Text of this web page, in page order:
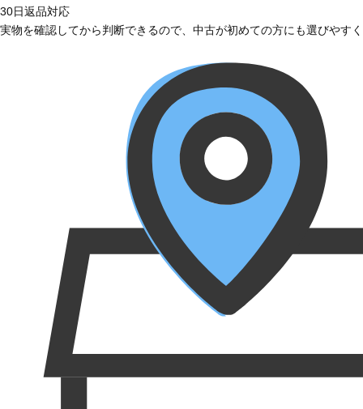
30日返品対応
実物を確認してから判断できるので、中古が初めての方にも選びやす